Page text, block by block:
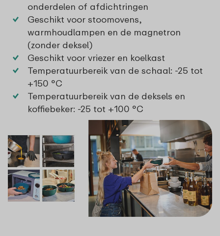
onderdelen of afdichtringen
Geschikt voor stoomovens,
warmhoudlampen en de magnetron
(zonder deksel)
Geschikt voor vriezer en koelkast
Temperatuurbereik van de schaal: -25 tot
+150 °C
Temperatuurbereik van de deksels en
koffiebeker: -25 tot +100 °C